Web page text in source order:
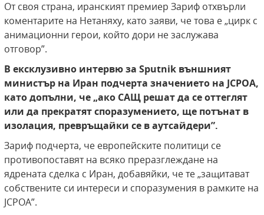
От своя страна, иранският премиер Зариф отхвърли
коментарите на Нетаняху, като заяви, че това е „цирк с
анимационни герои, който дори не заслужава
отговор”.
В ексклузивно интервю за Sputnik външният
министър на Иран подчерта значението на JCPOA,
като допълни, че „ако САЩ решат да се оттеглят
или да прекратят споразумението, ще потънат в
изолация, превръщайки се в аутсайдери”.
Зариф подчерта, че европейските политици се
противопоставят на всяко преразглеждане на
ядрената сделка с Иран, добавяйки, че те „защитават
собствените си интереси и споразумения в рамките на
JCPOA”.